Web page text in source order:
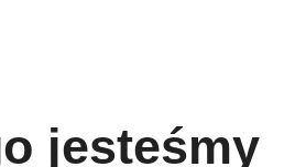
jesteśmy